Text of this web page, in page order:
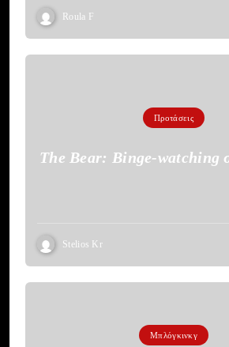
Roula F
Προτάσεις
The Bear: Binge-watching
Stelios Kr
Μπλόγκινκγ